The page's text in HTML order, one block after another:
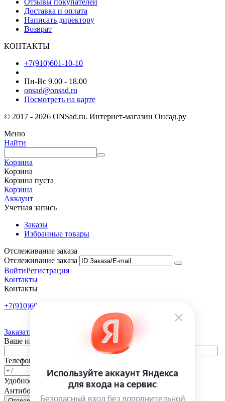
Отзывы покупателей
Доставка и оплата
Написать директору
Возврат
КОНТАКТЫ
+7(910)601-10-10
Пн-Вс 9.00 - 18.00
onsad@onsad.ru
Посмотреть на карте
© 2017 - 2026 ONSad.ru. Интернет-магазин Онсад.ру
Меню
Найти
Корзина
Корзина
Корзина пуста
Корзина
Аккаунт
Учетная запись
Заказы
Избранные товары
Отслеживание заказа
Отслеживание заказа
ВойтиРегистрация
Контакты
Контакты
+7(910)601-10-10
Заказать обратный звонок
Ваше имя
Телефон
Удобное время
-
Антибот